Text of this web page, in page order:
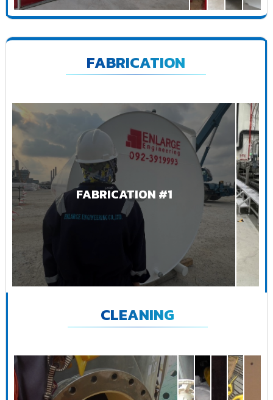
FABRICATION
FABRICATION #1
CLEANING